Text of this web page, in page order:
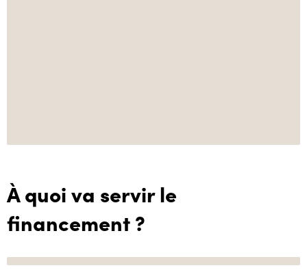
À quoi va servir le
financement ?